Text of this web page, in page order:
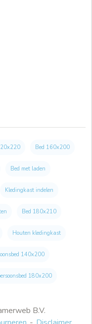
B.V.
Bed 160x200
Bed met laden
Kledingkast indelen
Bed 180x210
Houten kledingkast
140x200
180x200